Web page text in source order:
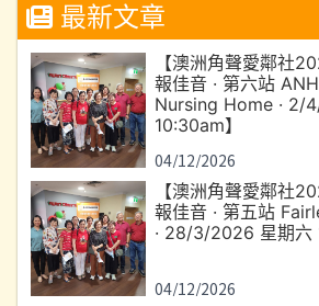
最新文章
【澳洲角聲愛鄰社
報佳音 · 第六站
Nursing Home · 2/
10:30am】
04/12/2026
【澳洲角聲愛鄰社
報佳音 · 第五站
· 28/3/2026 星期六
04/12/2026